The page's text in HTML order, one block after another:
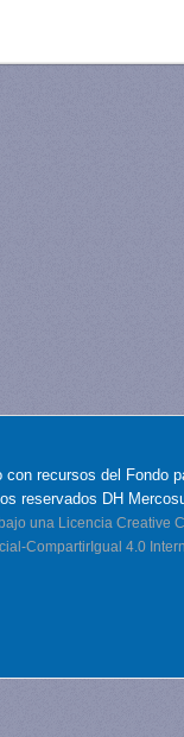
con recursos del Fondo
reservados DH
una Licencia Creative
CompartirIgual 4.0